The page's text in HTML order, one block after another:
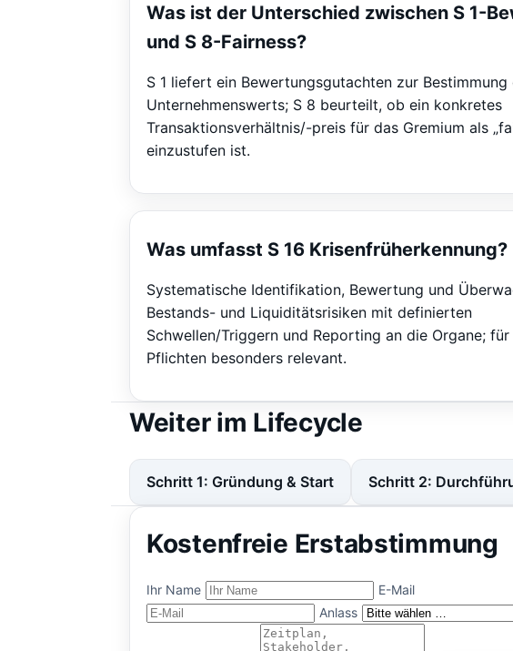
Was ist der Unterschied zwischen S 1-
und S 8-Fairness?
S 1 liefert ein Bewertungs­gutachten zur Bestimmung
Unternehmenswerts; S 8 beurteilt, ob ein konkretes
Transaktionsverhältnis/-preis für das Gremium als
einzustufen ist.
Was umfasst S 16 Krisenfrüherkennung?
Systematische Identifikation, Bewertung und
Bestands- und Liquiditätsrisiken mit definierten
Schwellen/Triggern und Reporting an die Organe; für
Pflichten besonders relevant.
Weiter im Lifecycle
Schritt 1: Gründung & Start Schritt 2:
Kostenfreie Erstabstimmung
Ihr Name
E-Mail
Anlass